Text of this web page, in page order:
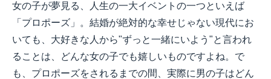
女の子が夢見る、人生の一大イベントの一つといえば
「プロポーズ」。結婚が絶対的な幸せじゃない現代にお
いても、大好きな人から"ずっと一緒にいよう"と言われ
ることは、どんな女の子でも嬉しいものですよね。で
も、プロポーズをされるまでの間、実際に男の子はどん